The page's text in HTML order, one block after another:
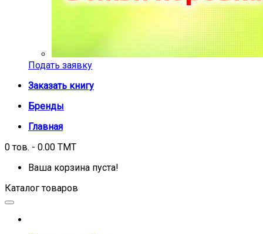
Подать заявку
Заказать книгу
Бренды
Главная
0 тов. - 0.00 TMT
Ваша корзина пуста!
Каталог товаров